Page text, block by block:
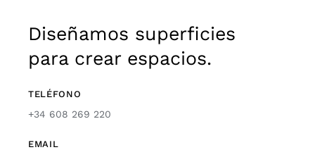
Diseñamos superficies
para crear espacios.
TELÉFONO
+34 608 269 220
EMAIL